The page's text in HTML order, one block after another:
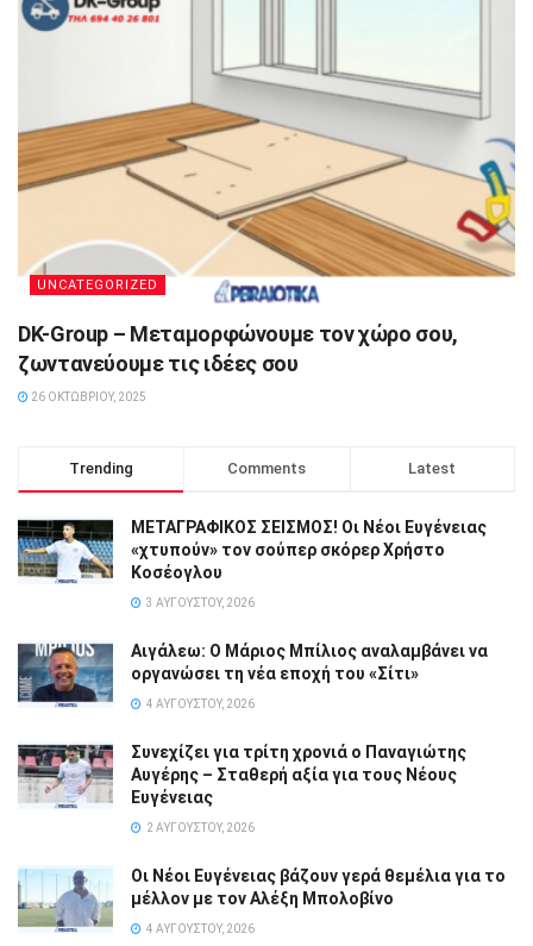
UNCATEGORIZED
DK-Group – Μεταμορφώνουμε τον χώρο σου,
ζωντανεύουμε τις ιδέες σου
26 ΟΚΤΩΒΡΊΟΥ, 2025
Trending Comments Latest
ΜΕΤΑΓΡΑΦΙΚΟΣ ΣΕΙΣΜΟΣ! Οι Νέοι Ευγένειας
«χτυπούν» τον σούπερ σκόρερ Χρήστο
Κοσέογλου
3 ΑΥΓΟΎΣΤΟΥ, 2026
Αιγάλεω: Ο Μάριος Μπίλιος αναλαμβάνει να
οργανώσει τη νέα εποχή του «Σίτι»
4 ΑΥΓΟΎΣΤΟΥ, 2026
Συνεχίζει για τρίτη χρονιά ο Παναγιώτης
Αυγέρης – Σταθερή αξία για τους Νέους
Ευγένειας
2 ΑΥΓΟΎΣΤΟΥ, 2026
Οι Νέοι Ευγένειας βάζουν γερά θεμέλια για το
μέλλον με τον Αλέξη Μπολοβίνο
4 ΑΥΓΟΎΣΤΟΥ, 2026